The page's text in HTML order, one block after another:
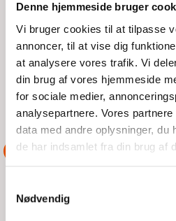
Denne hjemmeside bruger
Vi bruger cookies til at tilpasse
annoncer, til at vise dig
at analysere vores trafik. Vi
din brug af vores hjemmeside
for sociale medier,
analysepartnere. Vores
data med andre oplysninger, du
de har indsamlet fra din brug af
Nødvendig
Fredag morgen kommer
stationen og siger at de vil hjælpe
tager med Jollen. Vi får den fri og
DSRS Rudkøbing
ASSISTANCE